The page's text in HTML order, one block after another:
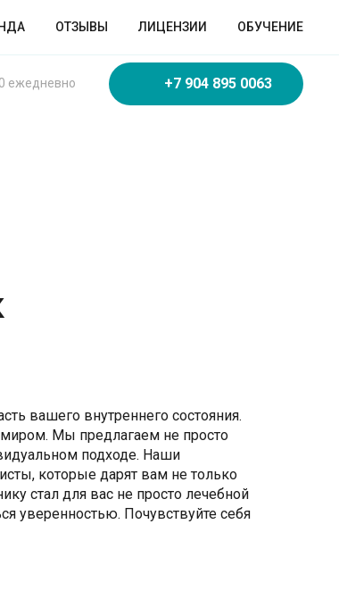
ОТЗЫВЫ ЛИЦЕНЗИИ ОБУЧЕНИЕ
ежедневно +7 904 895 0063
вашего внутреннего состояния.
Мы предлагаем не просто
подходе. Наши
которые дарят вам не только
стал для вас не просто лечебной
уверенностью. Почувствуйте себя